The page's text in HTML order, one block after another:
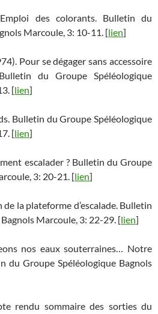
des colorants. Bulletin du
Marcoule, 3: 10-11. [lien]
Pour se dégager sans accessoire
du Groupe Spéléologique
[lien]
Bulletin du Groupe Spéléologique
[lien]
escalader ? Bulletin du Groupe
3: 20-21. [lien]
la plateforme d’escalade. Bulletin
Marcoule, 3: 22-29. [lien]
nos eaux souterraines… Notre
du Groupe Spéléologique Bagnols
rendu sommaire des sorties du